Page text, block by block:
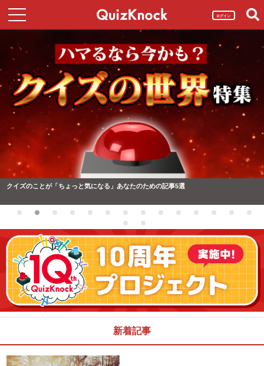
クイズのことが「ちょっと気になる」あなたのための記事5選
ログイン
新着記事